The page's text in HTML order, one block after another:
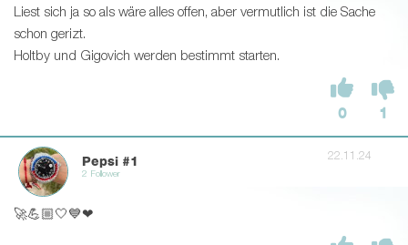
Liest sich ja so als wäre alles offen, aber vermutlich ist die Sache
schon gerizt.
Holtby und Gigovich werden bestimmt starten.
0 1
Pepsi #1
2 Follower
22.11.24
🚀💪🏼🤍💙❤